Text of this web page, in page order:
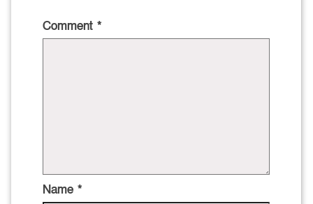
Comment *
Name *